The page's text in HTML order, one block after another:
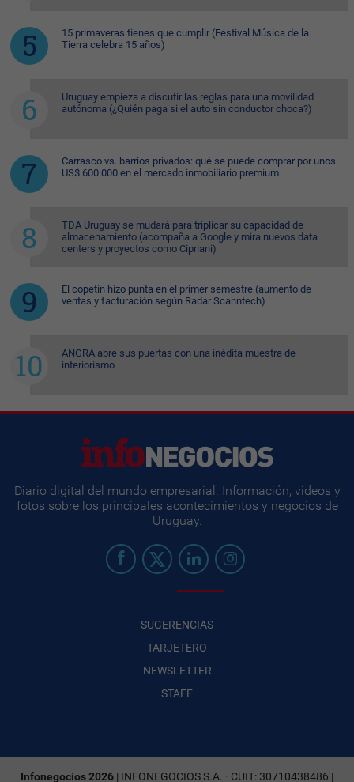
15 primaveras tienes que cumplir (Festival Música de la
Tierra celebra 15 años)
Uruguay empieza a discutir las reglas para una movilidad
autónoma (¿Quién paga si el auto sin conductor choca?)
Carrasco vs. barrios privados: qué se puede comprar por unos
US$ 600.000 en el mercado inmobiliario premium
TDA Uruguay se mudará para triplicar su capacidad de
almacenamiento (acompaña a Google y mira nuevos data
centers y proyectos como Cipriani)
El copetín hizo punta en el primer semestre (aumento de
ventas y facturación según Radar Scanntech)
ANGRA abre sus puertas con una inédita muestra de
interiorismo
Diario digital del mundo empresarial. Información, videos y
fotos sobre los principales acontecimientos y negocios de
Uruguay.
SUGERENCIAS
TARJETERO
NEWSLETTER
STAFF
Infonegocios 2026 | INFONEGOCIOS S.A. · CUIT: 30710438486 |